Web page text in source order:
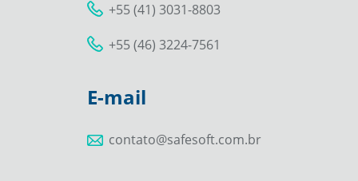
+55 (41) 3031-8803
+55 (46) 3224-7561
E-mail
contato@safesoft.com.br